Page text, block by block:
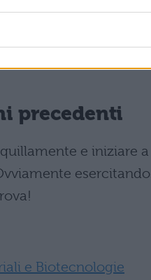
precedenti
e iniziare a
e Biotecnologie